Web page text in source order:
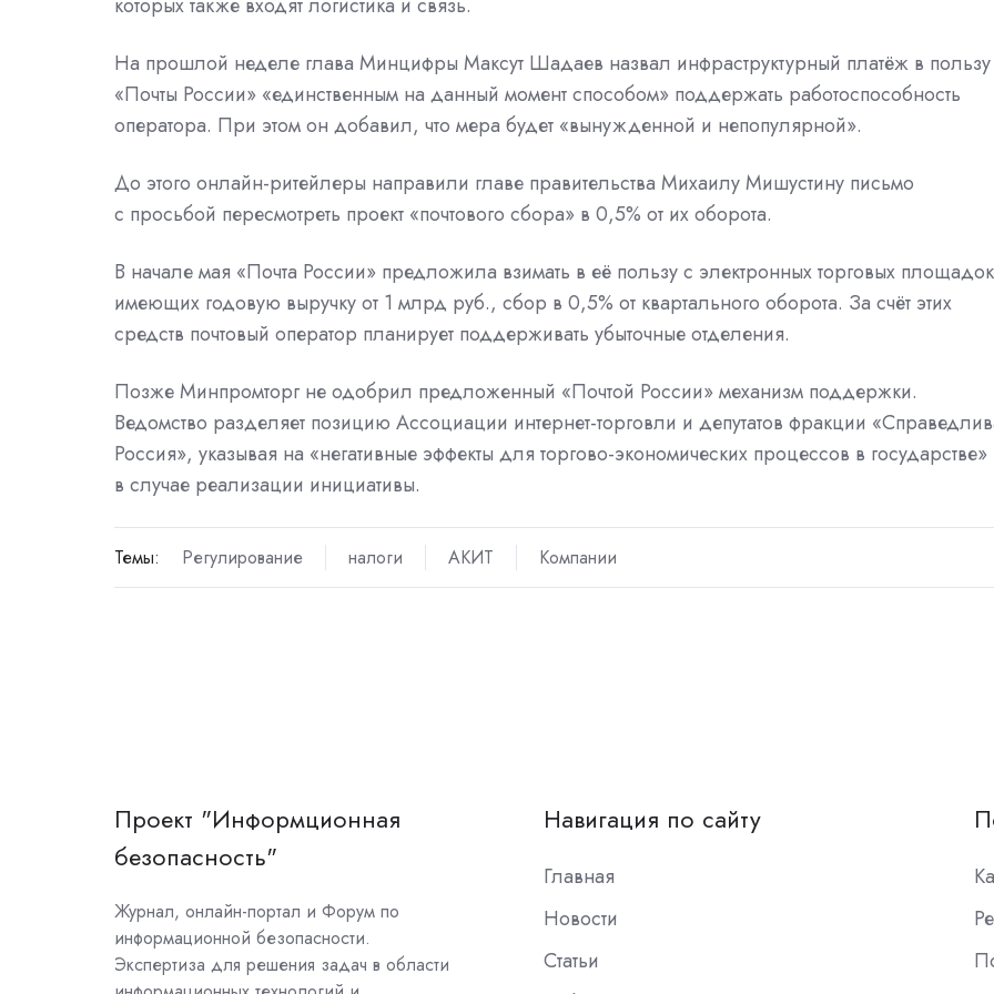
На прошлой неделе глава Минцифры Максут Шадаев назвал инфраструктурный платёж в пользу
«Почты России» «единственным на данный момент способом» поддержать работоспособность
оператора. При этом он добавил, что мера будет «вынужденной и непопулярной».
До этого онлайн-ритейлеры направили главе правительства Михаилу Мишустину письмо
с просьбой пересмотреть проект «почтового сбора» в 0,5% от их оборота.
В начале мая «Почта России» предложила взимать в её пользу с электронных торговых
имеющих годовую выручку от 1 млрд руб., сбор в 0,5% от квартального оборота. За счёт этих
средств почтовый оператор планирует поддерживать убыточные отделения.
Позже Минпромторг не одобрил предложенный «Почтой России» механизм поддержки.
Ведомство разделяет позицию Ассоциации интернет-торговли и депутатов фракции
Россия», указывая на «негативные эффекты для торгово-экономических процессов в государстве»
в случае реализации инициативы.
Темы: Регулирование налоги АКИТ Компании
Проект "Информционная
безопасность"
Журнал, онлайн-портал и Форум по
информационной безопасности.
Экспертиза для решения задач в области
Навигация по сайту
Главная
Новости
Статьи